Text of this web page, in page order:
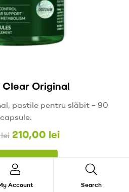
Original
pastile pentru slăbit – 90
capsule.
lei 210,00 lei
în coș
Account Search